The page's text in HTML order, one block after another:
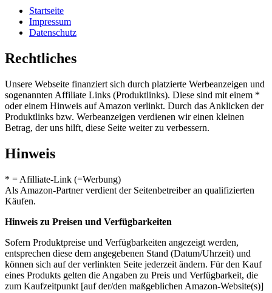
Startseite
Impressum
Datenschutz
Rechtliches
Unsere Webseite finanziert sich durch platzierte Werbeanzeigen und
sogenannten Affiliate Links (Produktlinks). Diese sind mit einem *
oder einem Hinweis auf Amazon verlinkt. Durch das Anklicken der
Produktlinks bzw. Werbeanzeigen verdienen wir einen kleinen
Betrag, der uns hilft, diese Seite weiter zu verbessern.
Hinweis
* = Afilliate-Link (=Werbung)
Als Amazon-Partner verdient der Seitenbetreiber an qualifizierten
Käufen.
Hinweis zu Preisen und Verfügbarkeiten
Sofern Produktpreise und Verfügbarkeiten angezeigt werden,
entsprechen diese dem angegebenen Stand (Datum/Uhrzeit) und
können sich auf der verlinkten Seite jederzeit ändern. Für den Kauf
eines Produkts gelten die Angaben zu Preis und Verfügbarkeit, die
zum Kaufzeitpunkt [auf der/den maßgeblichen Amazon-Website(s)]